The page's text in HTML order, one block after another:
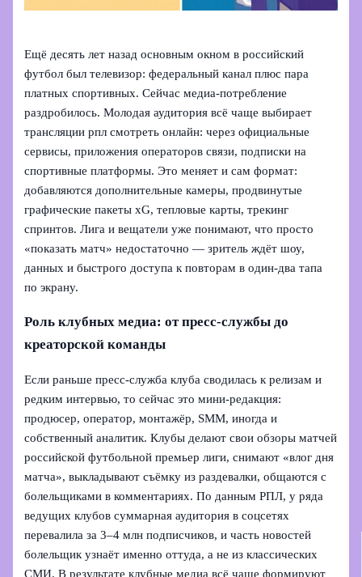
Ещё десять лет назад основным окном в российский
футбол был телевизор: федеральный канал плюс пара
платных спортивных. Сейчас медиа‑потребление
раздробилось. Молодая аудитория всё чаще выбирает
трансляции рпл смотреть онлайн: через официальные
сервисы, приложения операторов связи, подписки на
спортивные платформы. Это меняет и сам формат:
добавляются дополнительные камеры, продвинутые
графические пакеты xG, тепловые карты, трекинг
спринтов. Лига и вещатели уже понимают, что просто
«показать матч» недостаточно — зритель ждёт шоу,
данных и быстрого доступа к повторам в один‑два тапа
по экрану.
Роль клубных медиа: от пресс‑службы до
креаторской команды
Если раньше пресс‑служба клуба сводилась к релизам и
редким интервью, то сейчас это мини‑редакция:
продюсер, оператор, монтажёр, SMM, иногда и
собственный аналитик. Клубы делают свои обзоры матчей
российской футбольной премьер лиги, снимают «влог дня
матча», выкладывают съёмку из раздевалки, общаются с
болельщиками в комментариях. По данным РПЛ, у ряда
ведущих клубов суммарная аудитория в соцсетях
перевалила за 3–4 млн подписчиков, и часть новостей
болельщик узнаёт именно оттуда, а не из классических
СМИ. В результате клубные медиа всё чаще формируют